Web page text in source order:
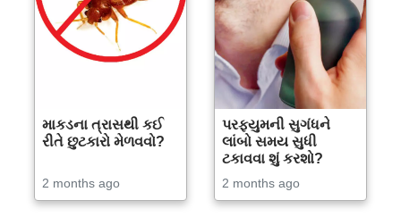
માકડના ત્રાસથી કઈ
રીતે છુટકારો મેળવવો?
2 months ago
પરફ્યુમની સુગંધને
લાંબો સમય સુધી
ટકાવવા શું કરશો?
2 months ago